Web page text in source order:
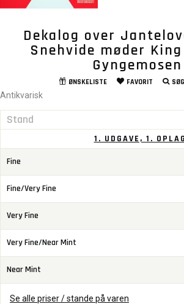
Dekalog over
Snehvide møder
Gyngemosen
ØNSKELISTE FAVORIT
Antikvarisk
Stand
1. UDGAVE, 1.
Fine
Fine/Very Fine
Very Fine
Very Fine/Near Mint
Near Mint
Se alle priser / stande på varen